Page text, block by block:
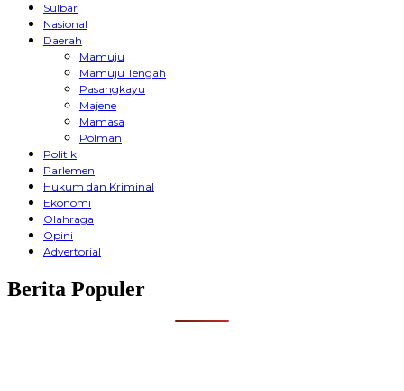
Sulbar
Nasional
Daerah
Mamuju
Mamuju Tengah
Pasangkayu
Majene
Mamasa
Polman
Politik
Parlemen
Hukum dan Kriminal
Ekonomi
Olahraga
Opini
Advertorial
Berita Populer